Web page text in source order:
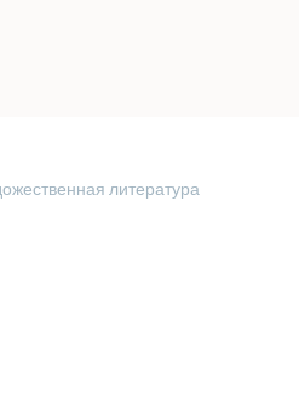
литература